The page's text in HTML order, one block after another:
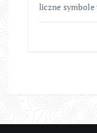
liczne